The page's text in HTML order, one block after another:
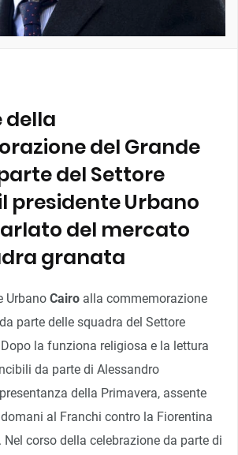
della
del Grande
del Settore
presidente Urbano
del mercato
granata
Urbano Cairo alla commemorazione
parte delle squadra del Settore
la funziona religiosa e la lettura
da parte di Alessandro
della Primavera, assente
al Franchi contro la Fiorentina
corso della celebrazione da parte di